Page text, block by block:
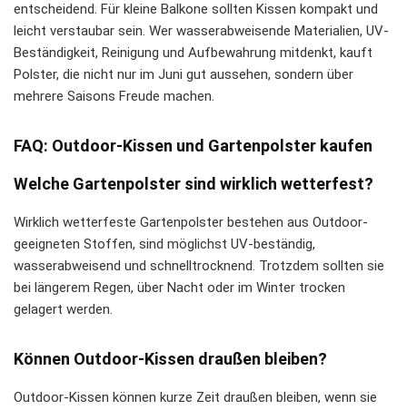
entscheidend. Für kleine Balkone sollten Kissen kompakt und
leicht verstaubar sein. Wer wasserabweisende Materialien, UV-
Beständigkeit, Reinigung und Aufbewahrung mitdenkt, kauft
Polster, die nicht nur im Juni gut aussehen, sondern über
mehrere Saisons Freude machen.
FAQ: Outdoor-Kissen und Gartenpolster kaufen
Welche Gartenpolster sind wirklich wetterfest?
Wirklich wetterfeste Gartenpolster bestehen aus Outdoor-
geeigneten Stoffen, sind möglichst UV-beständig,
wasserabweisend und schnelltrocknend. Trotzdem sollten sie
bei längerem Regen, über Nacht oder im Winter trocken
gelagert werden.
Können Outdoor-Kissen draußen bleiben?
Outdoor-Kissen können kurze Zeit draußen bleiben, wenn sie